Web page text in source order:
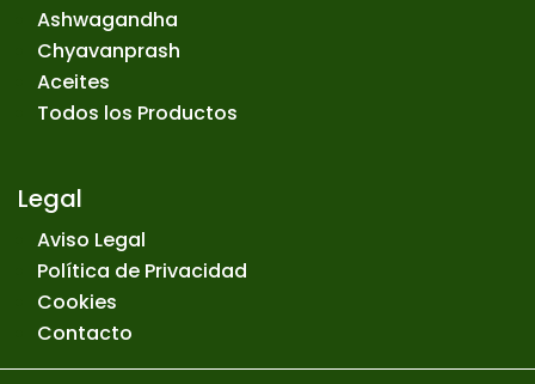
Ashwagandha
Chyavanprash
Aceites
Todos los Productos
Legal
Aviso Legal
Política de Privacidad
Cookies
Contacto